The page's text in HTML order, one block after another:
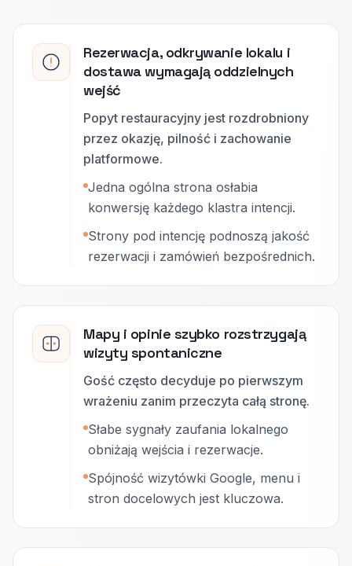
Rezerwacja, odkrywanie lokalu i
dostawa wymagają oddzielnych
wejść
Popyt restauracyjny jest rozdrobniony
przez okazję, pilność i zachowanie
platformowe.
Jedna ogólna strona osłabia
konwersję każdego klastra intencji.
Strony pod intencję podnoszą jakość
rezerwacji i zamówień bezpośrednich.
Mapy i opinie szybko rozstrzygają
wizyty spontaniczne
Gość często decyduje po pierwszym
wrażeniu zanim przeczyta całą stronę.
Słabe sygnały zaufania lokalnego
obniżają wejścia i rezerwacje.
Spójność wizytówki Google, menu i
stron docelowych jest kluczowa.